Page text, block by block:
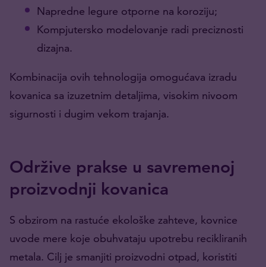
Napredne legure otporne na koroziju;
Kompjutersko modelovanje radi preciznosti
dizajna.
Kombinacija ovih tehnologija omogućava izradu
kovanica sa izuzetnim detaljima, visokim nivoom
sigurnosti i dugim vekom trajanja.
Održive prakse u savremenoj
proizvodnji kovanica
S obzirom na rastuće ekološke zahteve, kovnice
uvode mere koje obuhvataju upotrebu recikliranih
metala. Cilj je smanjiti proizvodni otpad, koristiti